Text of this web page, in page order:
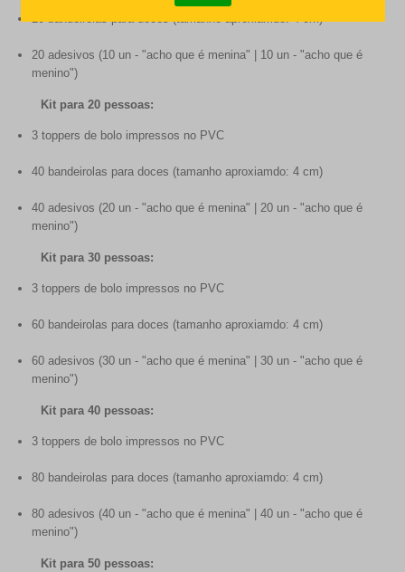
20 bandeirolas para doces (tamanho aproxiamdo: 4 cm)
20 adesivos (10 un - "acho que é menina" | 10 un - "acho que é
menino")
Kit para 20 pessoas:
3 toppers de bolo impressos no PVC
40 bandeirolas para doces (tamanho aproxiamdo: 4 cm)
40 adesivos (20 un - "acho que é menina" | 20 un - "acho que é
menino")
Kit para 30 pessoas:
3 toppers de bolo impressos no PVC
60 bandeirolas para doces (tamanho aproxiamdo: 4 cm)
60 adesivos (30 un - "acho que é menina" | 30 un - "acho que é
menino")
Kit para 40 pessoas:
3 toppers de bolo impressos no PVC
80 bandeirolas para doces (tamanho aproxiamdo: 4 cm)
80 adesivos (40 un - "acho que é menina" | 40 un - "acho que é
menino")
Kit para 50 pessoas: